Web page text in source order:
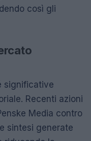
così gli
significative
Recenti azioni
Media contro
sintesi generate